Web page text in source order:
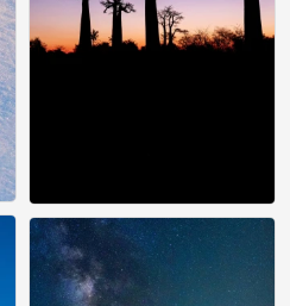
风景壁纸
0